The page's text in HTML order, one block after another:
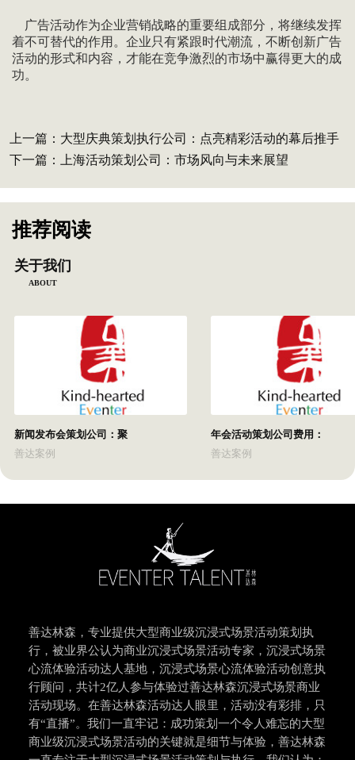
广告活动作为企业营销战略的重要组成部分，将继续发挥
着不可替代的作用。企业只有紧跟时代潮流，不断创新广告
活动的形式和内容，才能在竞争激烈的市场中赢得更大的成
功。
上一篇： 大型庆典策划执行公司：点亮精彩活动的幕后推手
下一篇： 上海活动策划公司：市场风向与未来展望
推荐阅读
关于我们
ABOUT
新闻发布会策划公司：聚
善达案例
年会活动策划公司费用：
善达案例
善达林森，专业提供大型商业级沉浸式场景活动策划执
行，被业界公认为商业沉浸式场景活动专家，沉浸式场景
心流体验活动达人基地，沉浸式场景心流体验活动创意执
行顾问，共计2亿人参与体验过善达林森沉浸式场景商业
活动现场。在善达林森活动达人眼里，活动没有彩排，只
有“直播”。我们一直牢记：成功策划一个令人难忘的大型
商业级沉浸式场景活动的关键就是细节与体验，善达林森